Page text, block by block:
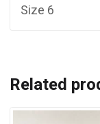
Size 6
Related